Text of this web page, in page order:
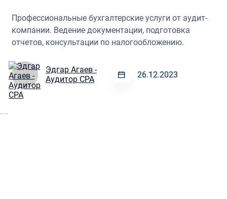
Профессиональные бухгалтерские услуги от аудит-
компании. Ведение документации, подготовка
отчетов, консультации по налогообложению.
Эдгар Агаев -
Аудитор CPA
26.12.2023